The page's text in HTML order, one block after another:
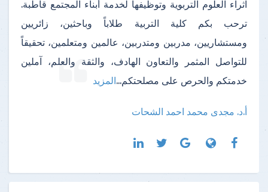
اثراء العلوم التربوية وتوظيفها لخدمة أبناء المجتمع قاطبة.
ترحب بكم كلية التربية طلاباً وباحثين، زائريين
ومستشاريين، مدربين ومتدربين، عالمين ومتعلمين، تحقيقاً
للتواصل المثمر والتعاون الهادف، والثقة والعلم، آملين
خدمتكم والحرص على مصلحتكم...المزيد
أ.د. مجدى محمد احمد الشحات